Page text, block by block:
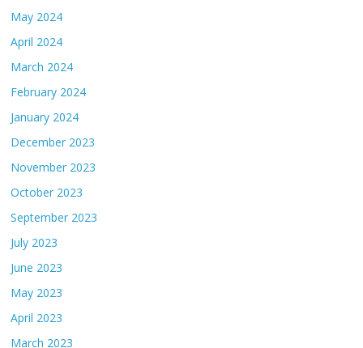
May 2024
April 2024
March 2024
February 2024
January 2024
December 2023
November 2023
October 2023
September 2023
July 2023
June 2023
May 2023
April 2023
March 2023